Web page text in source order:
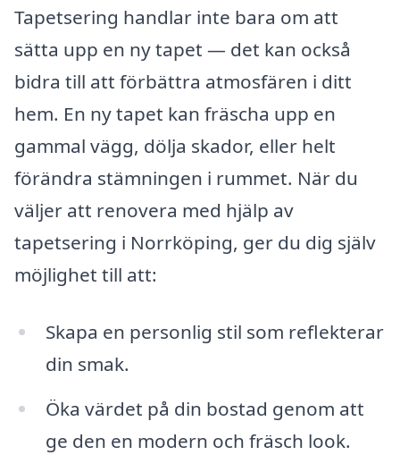
Tapetsering handlar inte bara om att
sätta upp en ny tapet — det kan också
bidra till att förbättra atmosfären i ditt
hem. En ny tapet kan fräscha upp en
gammal vägg, dölja skador, eller helt
förändra stämningen i rummet. När du
väljer att renovera med hjälp av
tapetsering i Norrköping, ger du dig själv
möjlighet till att:
Skapa en personlig stil som reflekterar
din smak.
Öka värdet på din bostad genom att
ge den en modern och fräsch look.